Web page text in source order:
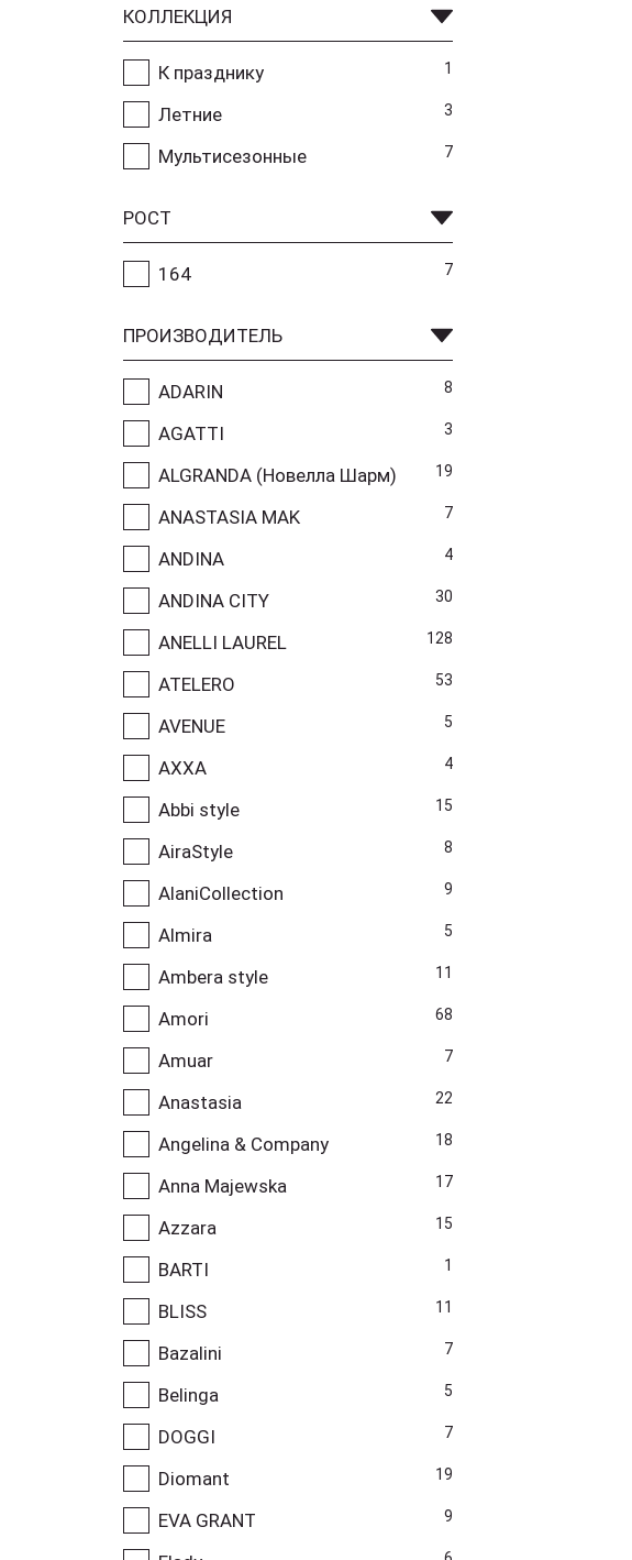
КОЛЛЕКЦИЯ
К празднику 1
Летние 3
Мультисезонные 7
РОСТ
164 7
ПРОИЗВОДИТЕЛЬ
ADARIN 8
AGATTI 3
ALGRANDA (Новелла Шарм) 19
ANASTASIA MAK 7
ANDINA 4
ANDINA CITY 30
ANELLI LAUREL 128
ATELERO 53
AVENUE 5
AXXA 4
Abbi style 15
AiraStyle 8
AlaniCollection 9
Almira 5
Ambera style 11
Amori 68
Amuar 7
Anastasia 22
Angelina & Company 18
Anna Majewska 17
Azzara 15
BARTI 1
BLISS 11
Bazalini 7
Belinga 5
DOGGI 7
Diomant 19
EVA GRANT 9